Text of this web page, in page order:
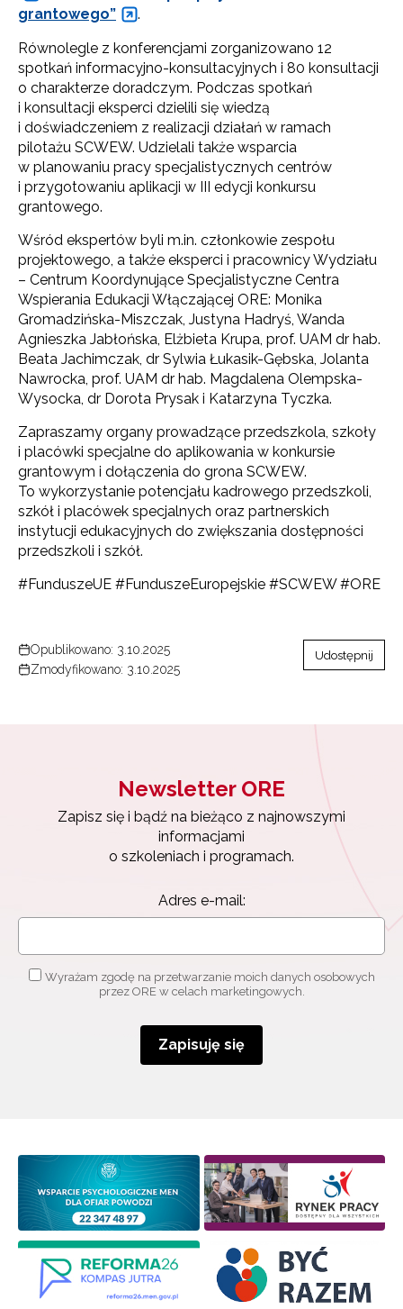
grantowego”
.
Równolegle z konferencjami zorganizowano 12
spotkań informacyjno-konsultacyjnych i 80 konsultacji
o charakterze doradczym. Podczas spotkań
i konsultacji eksperci dzielili się wiedzą
i doświadczeniem z realizacji działań w ramach
pilotażu SCWEW. Udzielali także wsparcia
w planowaniu pracy specjalistycznych centrów
i przygotowaniu aplikacji w III edycji konkursu
grantowego.
Wśród ekspertów byli m.in. członkowie zespołu
projektowego, a także eksperci i pracownicy Wydziału
– Centrum Koordynujące Specjalistyczne Centra
Wspierania Edukacji Włączającej ORE: Monika
Gromadzińska-Miszczak, Justyna Hadryś, Wanda
Agnieszka Jabłońska, Elżbieta Krupa, prof. UAM dr hab.
Beata Jachimczak, dr Sylwia Łukasik-Gębska, Jolanta
Nawrocka, prof. UAM dr hab. Magdalena Olempska-
Wysocka, dr Dorota Prysak i Katarzyna Tyczka.
Zapraszamy organy prowadzące przedszkola, szkoły
i placówki specjalne do aplikowania w konkursie
grantowym i dołączenia do grona SCWEW.
To wykorzystanie potencjału kadrowego przedszkoli,
szkół i placówek specjalnych oraz partnerskich
instytucji edukacyjnych do zwiększania dostępności
przedszkoli i szkół.
#FunduszeUE #FunduszeEuropejskie #SCWEW #ORE
Opublikowano: 3.10.2025
Zmodyfikowano: 3.10.2025
Udostępnij
Newsletter ORE
Zapisz się i bądź na bieżąco z najnowszymi
informacjami
o szkoleniach i programach.
Adres e-mail:
Wyrażam zgodę na przetwarzanie moich danych osobowych
przez ORE w celach marketingowych.
Zapisuję się